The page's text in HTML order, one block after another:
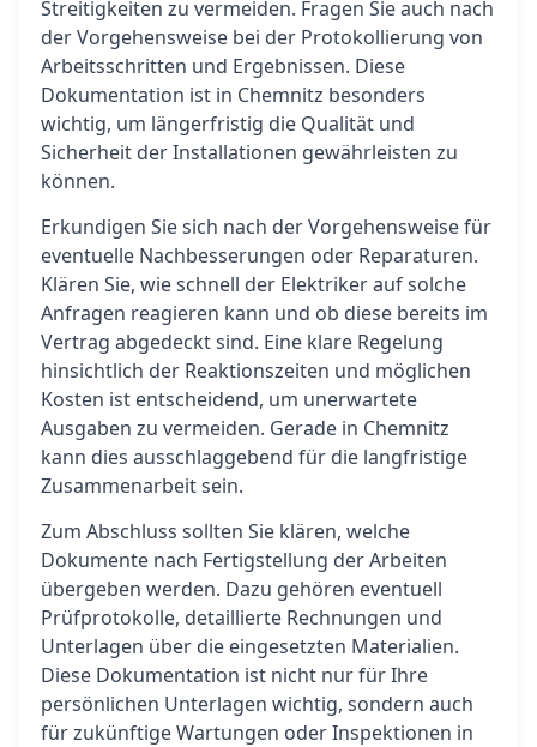
Streitigkeiten zu vermeiden. Fragen Sie auch nach
der Vorgehensweise bei der Protokollierung von
Arbeitsschritten und Ergebnissen. Diese
Dokumentation ist in Chemnitz besonders
wichtig, um längerfristig die Qualität und
Sicherheit der Installationen gewährleisten zu
können.
Erkundigen Sie sich nach der Vorgehensweise für
eventuelle Nachbesserungen oder Reparaturen.
Klären Sie, wie schnell der Elektriker auf solche
Anfragen reagieren kann und ob diese bereits im
Vertrag abgedeckt sind. Eine klare Regelung
hinsichtlich der Reaktionszeiten und möglichen
Kosten ist entscheidend, um unerwartete
Ausgaben zu vermeiden. Gerade in Chemnitz
kann dies ausschlaggebend für die langfristige
Zusammenarbeit sein.
Zum Abschluss sollten Sie klären, welche
Dokumente nach Fertigstellung der Arbeiten
übergeben werden. Dazu gehören eventuell
Prüfprotokolle, detaillierte Rechnungen und
Unterlagen über die eingesetzten Materialien.
Diese Dokumentation ist nicht nur für Ihre
persönlichen Unterlagen wichtig, sondern auch
für zukünftige Wartungen oder Inspektionen in